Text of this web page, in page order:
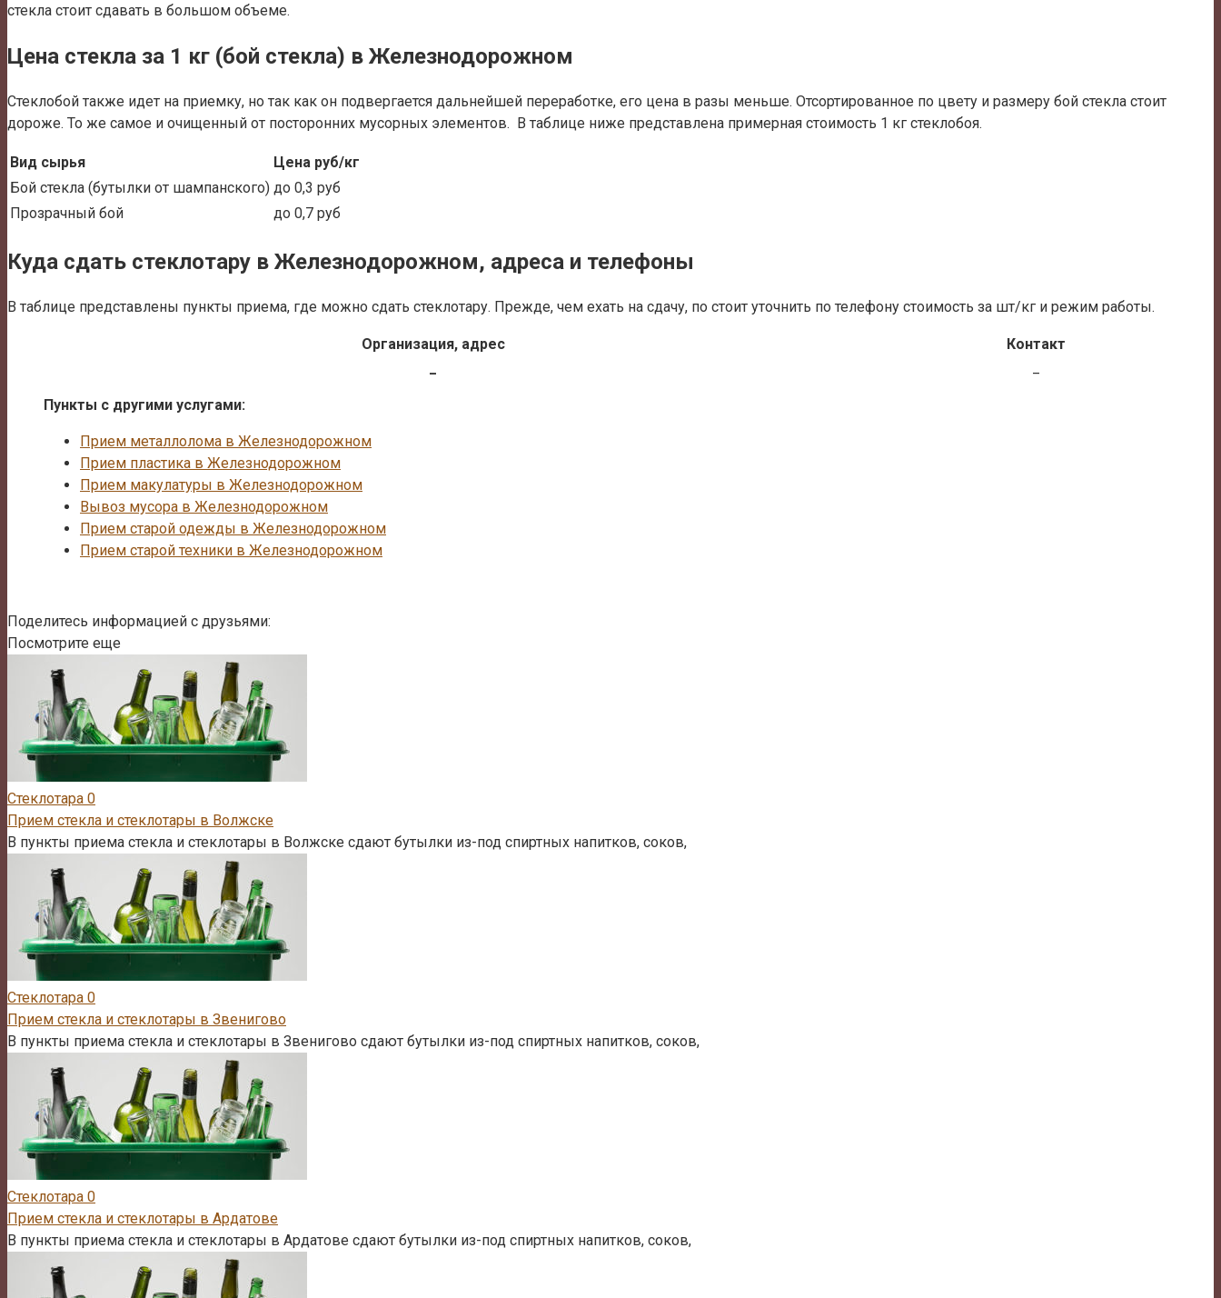
стекла стоит сдавать в большом объеме.
Цена стекла за 1 кг (бой стекла) в Железнодорожном
Стеклобой также идет на приемку, но так как он подвергается дальнейшей переработке, его цена в разы меньше. Отсортированное по цвету и размеру бой стекла стоит
дороже. То же самое и очищенный от посторонних мусорных элементов. В таблице ниже представлена примерная стоимость 1 кг стеклобоя.
Вид сырья
Цена руб/кг
Бой стекла (бутылки от шампанского) до 0,3 руб
Прозрачный бой
до 0,7 руб
Куда сдать стеклотару в Железнодорожном, адреса и телефоны
В таблице представлены пункты приема, где можно сдать стеклотару. Прежде, чем ехать на сдачу, по стоит уточнить по телефону стоимость за шт/кг и режим работы.
Организация, адрес
Контакт
Пункты с другими услугами:
Прием металлолома в Железнодорожном
Прием пластика в Железнодорожном
Прием макулатуры в Железнодорожном
Вывоз мусора в Железнодорожном
Прием старой одежды в Железнодорожном
Прием старой техники в Железнодорожном
Поделитесь информацией с друзьями:
Посмотрите еще
Стеклотара 0
Прием стекла и стеклотары в Волжске
В пункты приема стекла и стеклотары в Волжске сдают бутылки из-под спиртных напитков, соков,
Стеклотара 0
Прием стекла и стеклотары в Звенигово
В пункты приема стекла и стеклотары в Звенигово сдают бутылки из-под спиртных напитков, соков,
Стеклотара 0
Прием стекла и стеклотары в Ардатове
В пункты приема стекла и стеклотары в Ардатове сдают бутылки из-под спиртных напитков, соков,